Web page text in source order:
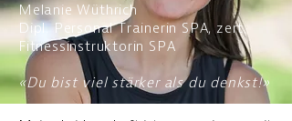
Melanie Wüthrich
Dipl. Personal Trainerin SPA, zert.
Fitnessinstruktorin SPA
«Du bist viel stärker als du denkst!»